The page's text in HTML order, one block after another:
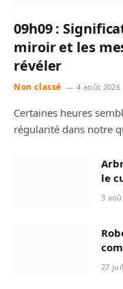
09h09 :
miroir et les
révéler
Non classé 4 août 2026
Certaines heures
régularité dans notre
le
3
27